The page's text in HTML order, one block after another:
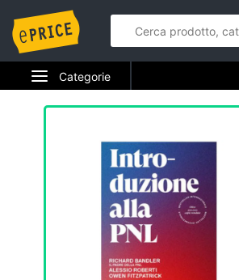
Categorie
Elettrodomestici
Informatica
Telefonia
Tv e Home Cinema
Smart home